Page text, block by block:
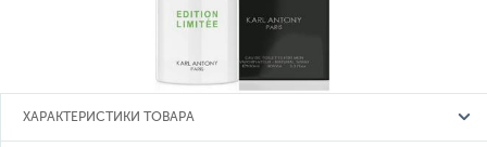
ХАРАКТЕРИСТИКИ ТОВАРА